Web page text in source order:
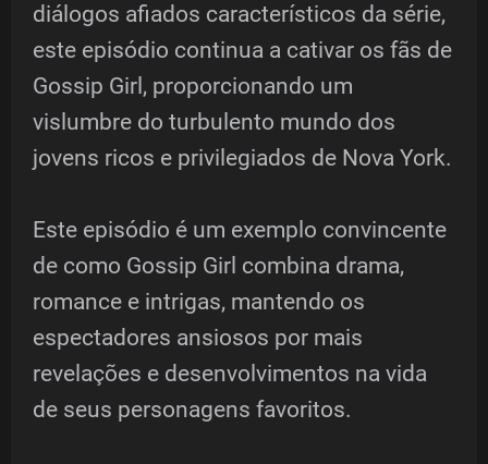
diálogos afiados característicos da série,
este episódio continua a cativar os fãs de
Gossip Girl, proporcionando um
vislumbre do turbulento mundo dos
jovens ricos e privilegiados de Nova York.
Este episódio é um exemplo convincente
de como Gossip Girl combina drama,
romance e intrigas, mantendo os
espectadores ansiosos por mais
revelações e desenvolvimentos na vida
de seus personagens favoritos.